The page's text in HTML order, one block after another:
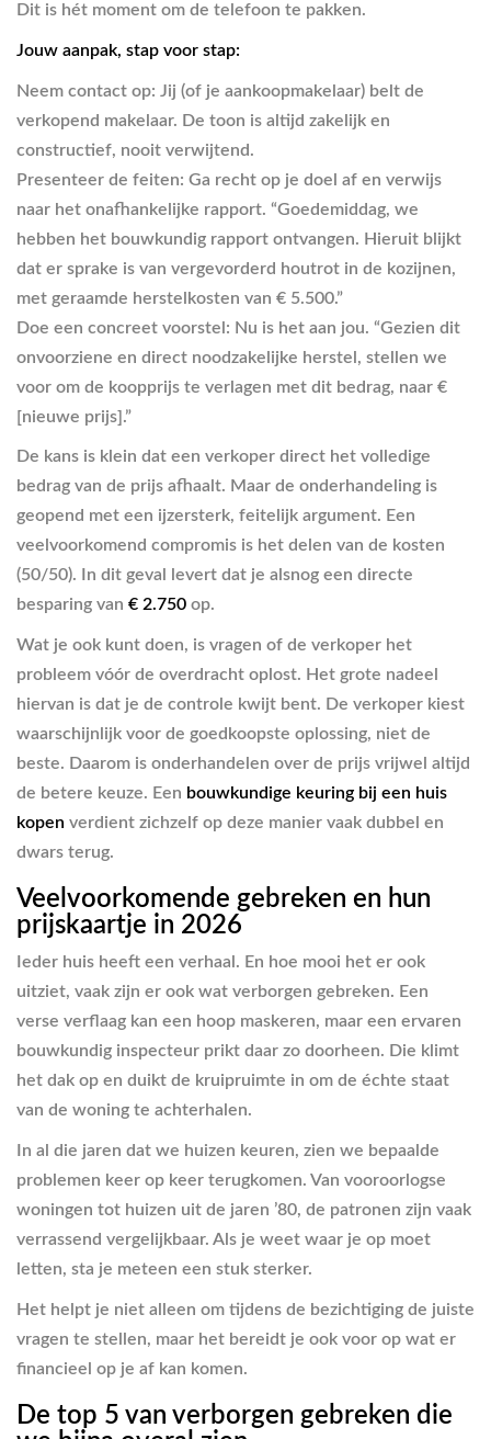
Dit is hét moment om de telefoon te pakken.
Jouw aanpak, stap voor stap:
Neem contact op: Jij (of je aankoopmakelaar) belt de
verkopend makelaar. De toon is altijd zakelijk en
constructief, nooit verwijtend.
Presenteer de feiten: Ga recht op je doel af en verwijs
naar het onafhankelijke rapport. “Goedemiddag, we
hebben het bouwkundig rapport ontvangen. Hieruit blijkt
dat er sprake is van vergevorderd houtrot in de kozijnen,
met geraamde herstelkosten van € 5.500.”
Doe een concreet voorstel: Nu is het aan jou. “Gezien dit
onvoorziene en direct noodzakelijke herstel, stellen we
voor om de koopprijs te verlagen met dit bedrag, naar €
[nieuwe prijs].”
De kans is klein dat een verkoper direct het volledige
bedrag van de prijs afhaalt. Maar de onderhandeling is
geopend met een ijzersterk, feitelijk argument. Een
veelvoorkomend compromis is het delen van de kosten
(50/50). In dit geval levert dat je alsnog een directe
besparing van € 2.750 op.
Wat je ook kunt doen, is vragen of de verkoper het
probleem vóór de overdracht oplost. Het grote nadeel
hiervan is dat je de controle kwijt bent. De verkoper kiest
waarschijnlijk voor de goedkoopste oplossing, niet de
beste. Daarom is onderhandelen over de prijs vrijwel altijd
de betere keuze. Een bouwkundige keuring bij een huis
kopen verdient zichzelf op deze manier vaak dubbel en
dwars terug.
Veelvoorkomende gebreken en hun
prijskaartje in 2026
Ieder huis heeft een verhaal. En hoe mooi het er ook
uitziet, vaak zijn er ook wat verborgen gebreken. Een
verse verflaag kan een hoop maskeren, maar een ervaren
bouwkundig inspecteur prikt daar zo doorheen. Die klimt
het dak op en duikt de kruipruimte in om de échte staat
van de woning te achterhalen.
In al die jaren dat we huizen keuren, zien we bepaalde
problemen keer op keer terugkomen. Van vooroorlogse
woningen tot huizen uit de jaren ’80, de patronen zijn vaak
verrassend vergelijkbaar. Als je weet waar je op moet
letten, sta je meteen een stuk sterker.
Het helpt je niet alleen om tijdens de bezichtiging de juiste
vragen te stellen, maar het bereidt je ook voor op wat er
financieel op je af kan komen.
De top 5 van verborgen gebreken die